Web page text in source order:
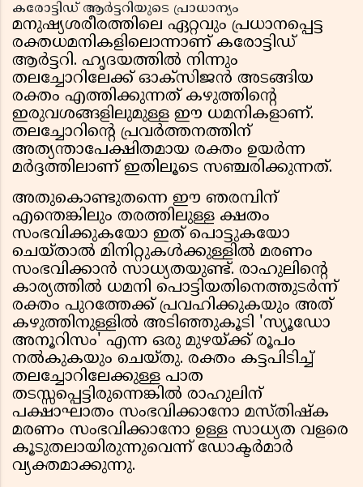
കരോട്ടിഡ് ആർട്ടറിയുടെ പ്രാധാന്യം
മനുഷ്യശരീരത്തിലെ ഏറ്റവും പ്രധാനപ്പെട്ട
രക്തധമനികളിലൊന്നാണ് കരോട്ടിഡ്
ആർട്ടറി. ഹൃദയത്തിൽ നിന്നും
തലച്ചോറിലേക്ക് ഓക്സിജൻ അടങ്ങിയ
രക്തം എത്തിക്കുന്നത് കഴുത്തിന്റെ
ഇരുവശങ്ങളിലുമുള്ള ഈ ധമനികളാണ്.
തലച്ചോറിന്റെ പ്രവർത്തനത്തിന്
അത്യന്താപേക്ഷിതമായ രക്തം ഉയർന്ന
മർദ്ദത്തിലാണ് ഇതിലൂടെ സഞ്ചരിക്കുന്നത്.
അതുകൊണ്ടുതന്നെ ഈ ഞരമ്പിന്
എന്തെങ്കിലും തരത്തിലുള്ള ക്ഷതം
സംഭവിക്കുകയോ ഇത് പൊട്ടുകയോ
ചെയ്താൽ മിനിറ്റുകൾക്കുള്ളിൽ മരണം
സംഭവിക്കാൻ സാധ്യതയുണ്ട്. രാഹുലിന്റെ
കാര്യത്തിൽ ധമനി പൊട്ടിയതിനെത്തുടർന്ന്
രക്തം പുറത്തേക്ക് പ്രവഹിക്കുകയും അത്
കഴുത്തിനുള്ളിൽ അടിഞ്ഞുകൂടി 'സ്യൂഡോ
അനൂറിസം' എന്ന ഒരു മുഴയ്ക്ക് രൂപം
നൽകുകയും ചെയ്തു. രക്തം കട്ടപിടിച്ച്
തലച്ചോറിലേക്കുള്ള പാത
തടസ്സപ്പെട്ടിരുന്നെങ്കിൽ രാഹുലിന്
പക്ഷാഘാതം സംഭവിക്കാനോ മസ്തിഷ്ക
മരണം സംഭവിക്കാനോ ഉള്ള സാധ്യത വളരെ
കൂടുതലായിരുന്നുവെന്ന് ഡോക്ടർമാർ
വ്യക്തമാക്കുന്നു.